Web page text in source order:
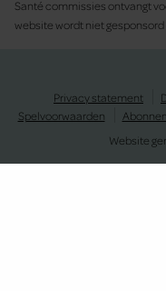
Santé commissies ontvangt
website wordt niet
Privacy statement
Spelvoorwaarden
Website